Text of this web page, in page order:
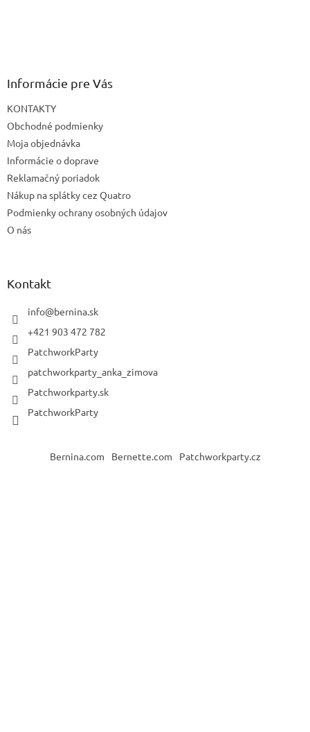
Informácie pre Vás
KONTAKTY
Obchodné podmienky
Moja objednávka
Informácie o doprave
Reklamačný poriadok
Nákup na splátky cez Quatro
Podmienky ochrany osobných údajov
O nás
Kontakt
info@bernina.sk
+421 903 472 782
PatchworkParty
patchworkparty_anka_zimova
Patchworkparty.sk
PatchworkParty
Bernina.com Bernette.com Patchworkparty.cz